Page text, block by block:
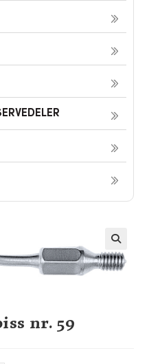
🔍
nr. 59